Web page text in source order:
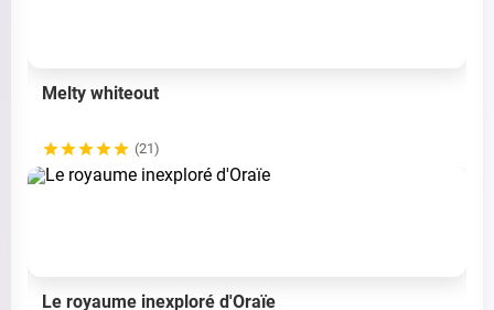
Melty whiteout
(21)
Le royaume inexploré d'Oraïe